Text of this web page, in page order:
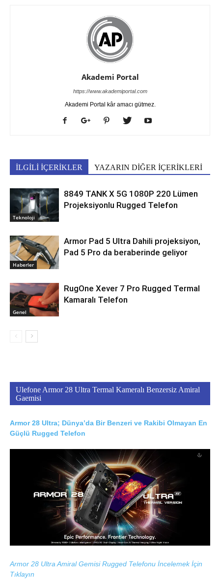
Akademi Portal
https://www.akademiportal.com
Akademi Portal kâr amacı gütmez.
İLGİLİ İÇERİKLER YAZARIN DİĞER İÇERİKLERİ
Teknoloji
8849 TANK X 5G 1080P 220 Lümen
Projeksiyonlu Rugged Telefon
Haberler
Armor Pad 5 Ultra Dahili projeksiyon,
Pad 5 Pro da beraberinde geliyor
Genel
RugOne Xever 7 Pro Rugged Termal
Kamaralı Telefon
Ulefone Armor 28 Ultra Termal Kameralı Benzersiz Amiral
Gaemisi
Armor 28 Ultra; Dünya’da Bir Benzeri ve Rakibi Olmayan En
Güçlü Rugged Telefon
Armor 28 Ultra Amiral Gemisi Rugged Telefonu İncelemek İçin
Tıklayın